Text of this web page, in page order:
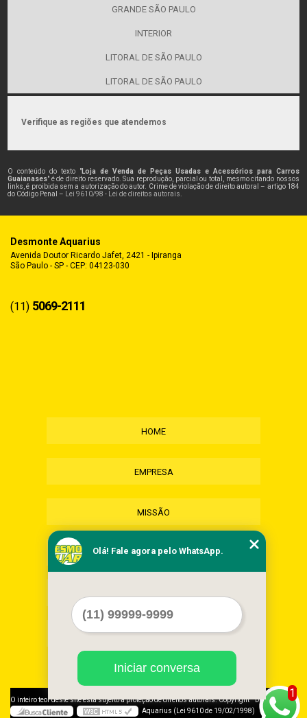
GRANDE SÃO PAULO
INTERIOR
LITORAL DE SÃO PAULO
LITORAL DE SÃO PAULO
Verifique as regiões que atendemos
O conteúdo do texto "Loja de Venda de Peças Usadas e Acessórios para Carros
Guaianases" é de direito reservado. Sua reprodução, parcial ou total, mesmo citando nossos
links, é proibida sem a autorização do autor. Crime de violação de direito autoral – artigo 184
do Código Penal –
Lei 9610/98 - Lei de direitos autorais
Desmonte Aquarius
Avenida Doutor Ricardo Jafet, 2421 - Ipiranga
São Paulo - SP - CEP: 04123-030
(11) 5069-2111
HOME
EMPRESA
MISSÃO
SERVIÇOS
MAPA DO SITE
O inteiro teor deste site está sujeito à proteção de direitos autorais. Copyright Desmonte
Aquarius (Lei 9610 de 19/02/1998)
1
Olá! Fale agora pelo WhatsApp.
Iniciar conversa